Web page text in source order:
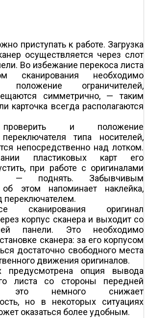
приступать к работе. Загрузка
осуществляется через слот
Во избежание перекоса листа
сканирования необходимо
положение ограничителей,
симметрично, — таким
карточка всегда располагаются
и положение
типа носителей,
непосредственно над лотком.
пластиковых карт его
при работе с оригиналами
— поднять. Забывчивым
об этом напоминает наклейка,
сканирования оригинал
корпус сканера и выходит со
панели. Это необходимо
сканера: за его корпусом
достаточно свободного места
движения оригиналов.
предусмотрена опция вывода
листа со стороны передней
немного снижает
но в некоторых ситуациях
оказаться более удобным.